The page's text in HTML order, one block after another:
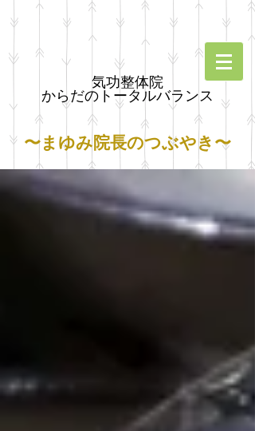
気功整体院
からだのトータルバランス
〜まゆみ院長のつぶやき〜